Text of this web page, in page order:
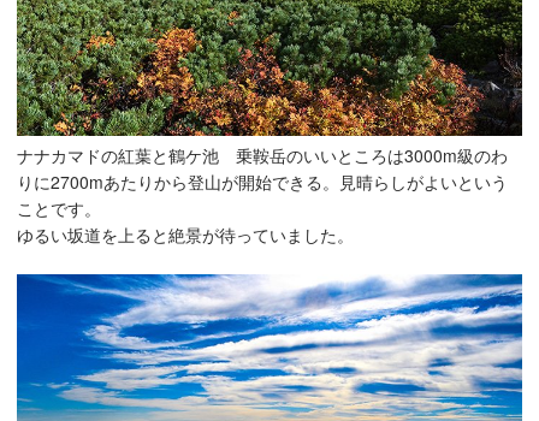
ナナカマドの紅葉と鶴ケ池 乗鞍岳のいいところは3000m級のわ
りに2700mあたりから登山が開始できる。見晴らしがよいという
ことです。
ゆるい坂道を上ると絶景が待っていました。